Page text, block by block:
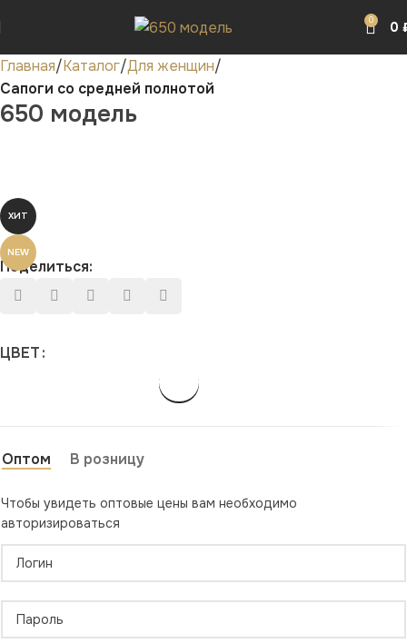
0 0
Главная Каталог Для женщин
Сапоги со средней полнотой
650 модель
ХИТ
NEW
Поделиться:
ЦВЕТ
Оптом В розницу
Чтобы увидеть оптовые цены вам необходимо
авторизироваться